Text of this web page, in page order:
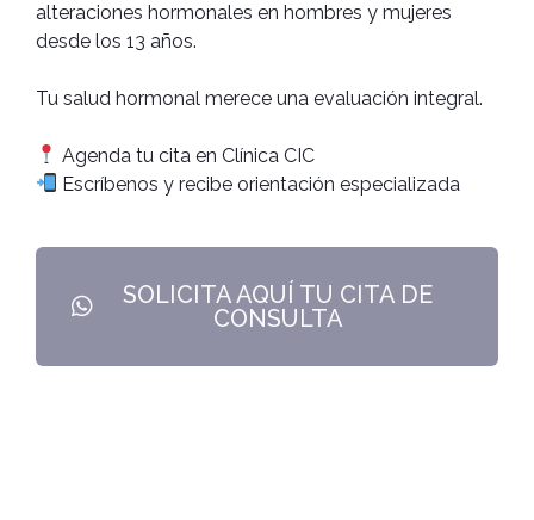
alteraciones hormonales en hombres y mujeres
desde los 13 años.
Tu salud hormonal merece una evaluación integral.
Agenda tu cita en Clínica CIC
Escríbenos y recibe orientación especializada
SOLICITA AQUÍ TU CITA DE
CONSULTA